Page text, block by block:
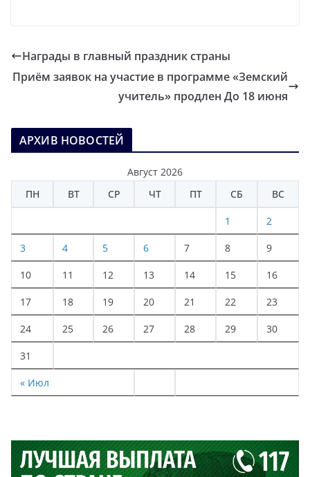
Награды в главный праздник страны
Приём заявок на участие в программе «Земский
учитель» продлен До 18 июня
АРХИВ НОВОСТЕЙ
Август 2026
ПН
ВТ СР ЧТ ПТ СБ ВС
« Июл
1 2
3 4 5 6 7 8 9
10 11 12 13 14 15 16
17 18 19 20 21 22 23
24 25 26 27 28 29 30
31